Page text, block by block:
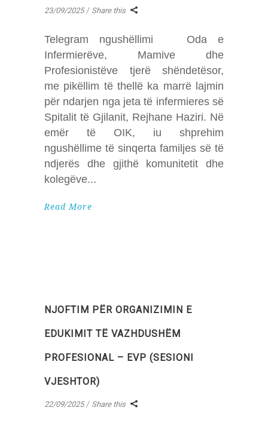
23/09/2025 Share this
Telegram ngushëllimi Oda e
Infermierëve, Mamive dhe
Profesionistëve tjerë shëndetësor,
me pikëllim të thellë ka marrë lajmin
për ndarjen nga jeta të infermieres së
Spitalit të Gjilanit, Rejhane Haziri. Në
emër të OIK, iu shprehim
ngushëllime të sinqerta familjes së të
ndjerës dhe gjithë komunitetit dhe
kolegëve
Read More
NJOFTIM PËR ORGANIZIMIN E
EDUKIMIT TË VAZHDUSHËM
PROFESIONAL – EVP (SESIONI
VJESHTOR)
22/09/2025 Share this